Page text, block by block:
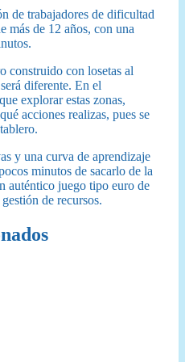
de trabajadores de dificultad
más de 12 años, con una
construido con losetas al
diferente. En el
explorar estas zonas,
acciones realizas, pues se
y una curva de aprendizaje
minutos de sacarlo de la
auténtico juego tipo euro de
de recursos.